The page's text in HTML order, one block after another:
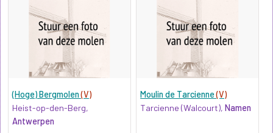
(Hoge) Bergmolen(V)
Heist-op-den-Berg,
Antwerpen
Moulin de Tarcienne(V)
Tarcienne (Walcourt),Namen